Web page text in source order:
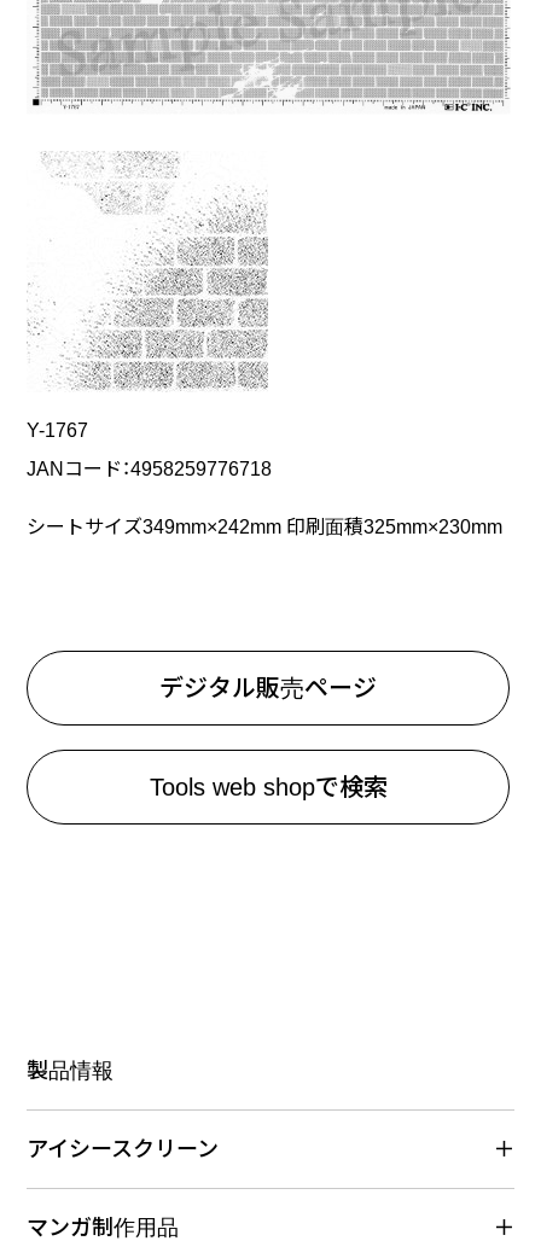
製品情報
アイシースクリーン
マンガ制作用品
Y-1767
JANコード：4958259776718
シートサイズ349mm×242mm 印刷面積325mm×230mm
デジタル販売ページ
Tools web shopで検索